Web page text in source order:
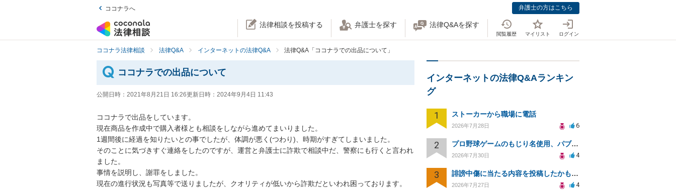
ココナラへ 弁護士の方はこちら
法律相談を投稿する 弁護士を探す 法律Q&Aを探す
閲覧履歴 マイリスト ログイン
ココナラ法律相談 法律Q&A インターネットの法律Q&A 法律Q&A「ココナラでの出品について」
ココナラでの出品について
公開日時： 2021年8月21日 16:26更新日時： 2024年9月4日 11:43
ココナラで出品をしています。
現在商品を作成中で購入者様とも相談をしながら進めてまいりました。
1週間後に経過を知りたいとの事でしたが、体調が悪く(つわり)、時期がすぎてしまいました。
そのことに気づきすぐ連絡をしたのですが、運営と弁護士に詐欺で相談中だ、警察にも行くと言われ
ました。
事情を説明し、謝罪をしました。
現在の進行状況も写真等で送りましたが、クオリティが低いから詐欺だといわれ困っております。
インターネットの法律Q&Aランキン
グ
1 ストーカーから職場に電話
2026年7月28日 6
2 プロ野球ゲームのもじり名使用、パブリシティ権の影響は？
2026年7月30日 4
3 誹謗中傷に当たる内容を投稿したかもしれない。開示請求や民事刑事裁判に発展しうるのか教えて欲しい。
2026年7月27日 4